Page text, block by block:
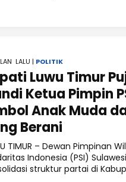
LALU | POLITIK
Luwu Timur
Ketua Pimpin
Anak Muda
Berani
TIMUR – Dewan Pimpinan
Indonesia (PSI)
struktur partai di